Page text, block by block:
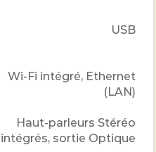
USB
Wi-Fi intégré, Ethernet
(LAN)
Haut-parleurs Stéréo
intégrés, sortie Optique